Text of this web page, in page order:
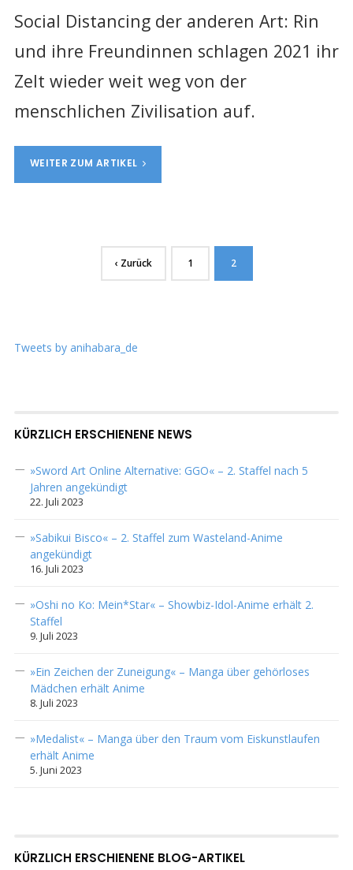
Social Distancing der anderen Art: Rin
und ihre Freundinnen schlagen 2021 ihr
Zelt wieder weit weg von der
menschlichen Zivilisation auf.
WEITER ZUM ARTIKEL
‹ Zurück 1 2
Tweets by anihabara_de
KÜRZLICH ERSCHIENENE NEWS
»Sword Art Online Alternative: GGO« – 2. Staffel nach 5
Jahren angekündigt
22. Juli 2023
»Sabikui Bisco« – 2. Staffel zum Wasteland-Anime
angekündigt
16. Juli 2023
»Oshi no Ko: Mein*Star« – Showbiz-Idol-Anime erhält 2.
Staffel
9. Juli 2023
»Ein Zeichen der Zuneigung« – Manga über gehörloses
Mädchen erhält Anime
8. Juli 2023
»Medalist« – Manga über den Traum vom Eiskunstlaufen
erhält Anime
5. Juni 2023
KÜRZLICH ERSCHIENENE BLOG-ARTIKEL